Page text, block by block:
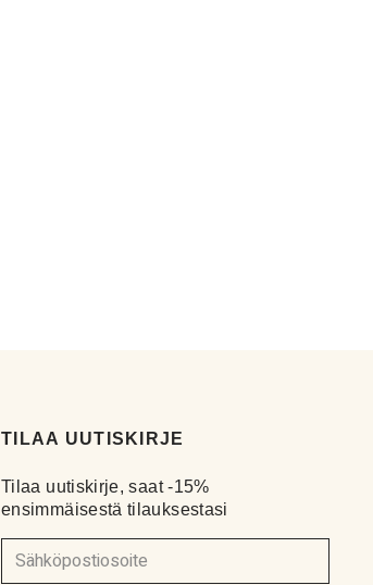
TILAA UUTISKIRJE
Tilaa uutiskirje, saat -15%
ensimmäisestä tilauksestasi